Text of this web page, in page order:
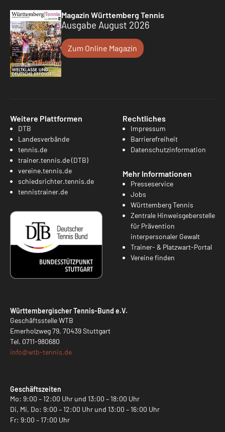
Magazin Württemberg Tennis
Ausgabe August 2026
Zum Online Magazin
Weitere Plattformen
DTB
Landesverbände
tennis.de
trainer.tennis.de (DTB)
vereine.tennis.de
schiedsrichter.tennis.de
tennistrainer.de
Rechtliches
Impressum
Barrierefreiheit
Datenschutzinformation
Mehr Informationen
Presseservice
Jobs
Württemberg Tennis
Zentrale Hinweisgeberstelle
für Prävention
interpersonaler Gewalt
Trainer- & Platzwart-Portal
Vereine finden
Württembergischer Tennis-Bund e.V.
Geschäftsstelle WTB
Emerholzweg 79, 70439 Stuttgart
Tel. 0711-980680
info@wtb-tennis.de
Geschäftszeiten
Mo: 9:00 – 12:00 Uhr und 13:00 – 18:00 Uhr
Di, Mi, Do: 9:00 – 12:00 Uhr und 13:00 – 16:00 Uhr
Fr: 9:00 – 17:00 Uhr